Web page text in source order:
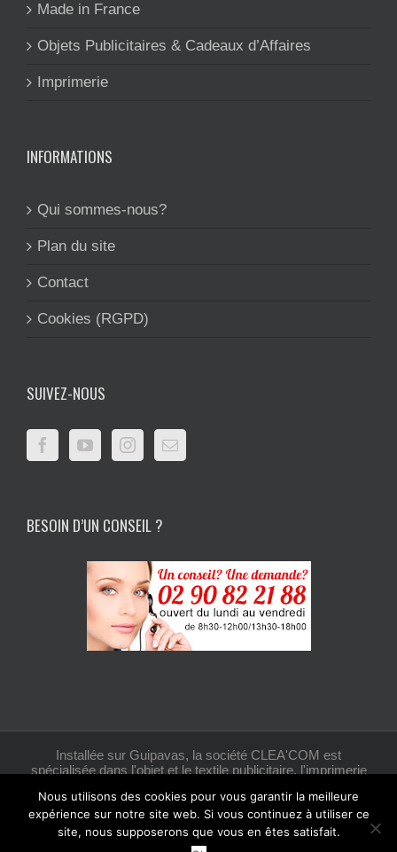
Made in France
Objets Publicitaires & Cadeaux d’Affaires
Imprimerie
INFORMATIONS
Qui sommes-nous?
Plan du site
Contact
Cookies (RGPD)
SUIVEZ-NOUS
BESOIN D’UN CONSEIL ?
Installée sur Guipavas, la société CLEA'COM est
spécialisée dans l'objet et le textile publicitaire, l'imprimerie
Facebook
Nous utilisons des cookies pour vous garantir la meilleure
expérience sur notre site web. Si vous continuez à utiliser ce
site, nous supposerons que vous en êtes satisfait.